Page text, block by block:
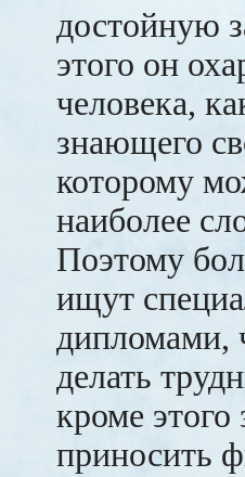
достойную
этого он
человека,
знающего
которому
наиболее
Поэтому
ищут
дипломами,
делать
кроме этого
приносить